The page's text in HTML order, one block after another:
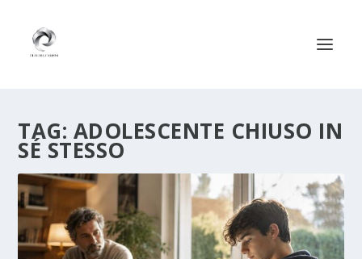
TAG: ADOLESCENTE CHIUSO IN
SÉ STESSO